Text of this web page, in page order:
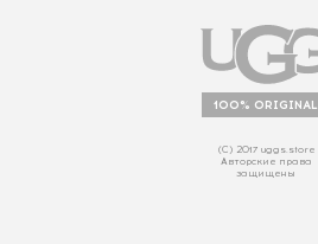
100% ORIGINAL
(С) 2017 uggs.store
Авторские права
защищены